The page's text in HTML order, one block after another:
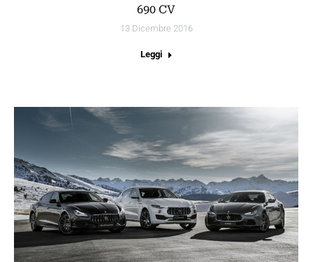
690 CV
13 Dicembre 2016
Leggi